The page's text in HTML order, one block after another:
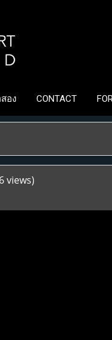
อง CONTACT
views)